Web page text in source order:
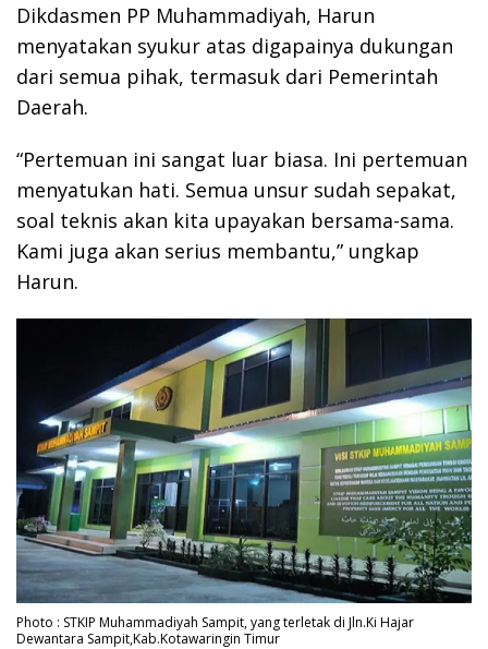
Dikdasmen PP Muhammadiyah, Harun
menyatakan syukur atas digapainya dukungan
dari semua pihak, termasuk dari Pemerintah
Daerah.
“Pertemuan ini sangat luar biasa. Ini pertemuan
menyatukan hati. Semua unsur sudah sepakat,
soal teknis akan kita upayakan bersama-sama.
Kami juga akan serius membantu,” ungkap
Harun.
Photo : STKIP Muhammadiyah Sampit, yang terletak di Jln.Ki Hajar
Dewantara Sampit,Kab.Kotawaringin Timur